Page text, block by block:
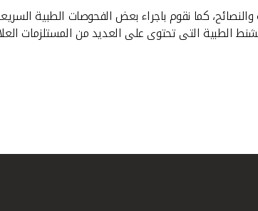
والنصائح، كما نقوم باجراء بعض الفحوصات الطبية
الطبية التى تحتوى على العديد من المستلزمات